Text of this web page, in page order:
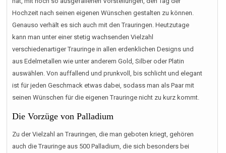
Hochzeit nach seinen eigenen Wünschen gestalten zu können.
Genauso verhält es sich auch mit den Trauringen. Heutzutage
kann man unter einer stetig wachsenden Vielzahl
verschiedenartiger Trauringe in allen erdenklichen Designs und
aus Edelmetallen wie unter anderem Gold, Silber oder Platin
auswählen. Von auffallend und prunkvoll, bis schlicht und elegant
ist für jeden Geschmack etwas dabei, sodass man als Paar mit
seinen Wünschen für die eigenen Trauringe nicht zu kurz kommt.
Die Vorzüge von Palladium
Zu der Vielzahl an Trauringen, die man geboten kriegt, gehören
auch die Trauringe aus 500 Palladium, die sich besonders bei